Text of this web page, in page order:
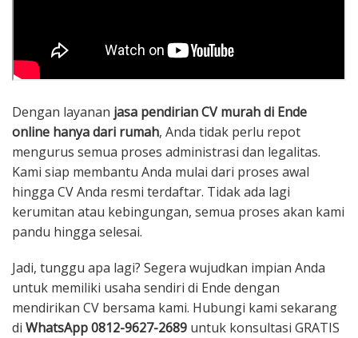
Dengan layanan jasa pendirian CV murah di Ende
online hanya dari rumah, Anda tidak perlu repot
mengurus semua proses administrasi dan legalitas.
Kami siap membantu Anda mulai dari proses awal
hingga CV Anda resmi terdaftar. Tidak ada lagi
kerumitan atau kebingungan, semua proses akan kami
pandu hingga selesai.
Jadi, tunggu apa lagi? Segera wujudkan impian Anda
untuk memiliki usaha sendiri di Ende dengan
mendirikan CV bersama kami. Hubungi kami sekarang
di WhatsApp 0812-9627-2689 untuk konsultasi GRATIS